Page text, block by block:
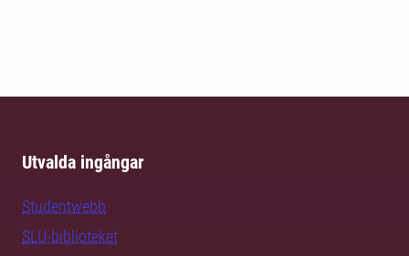
Utvalda ingångar
Studentwebb
SLU-biblioteket